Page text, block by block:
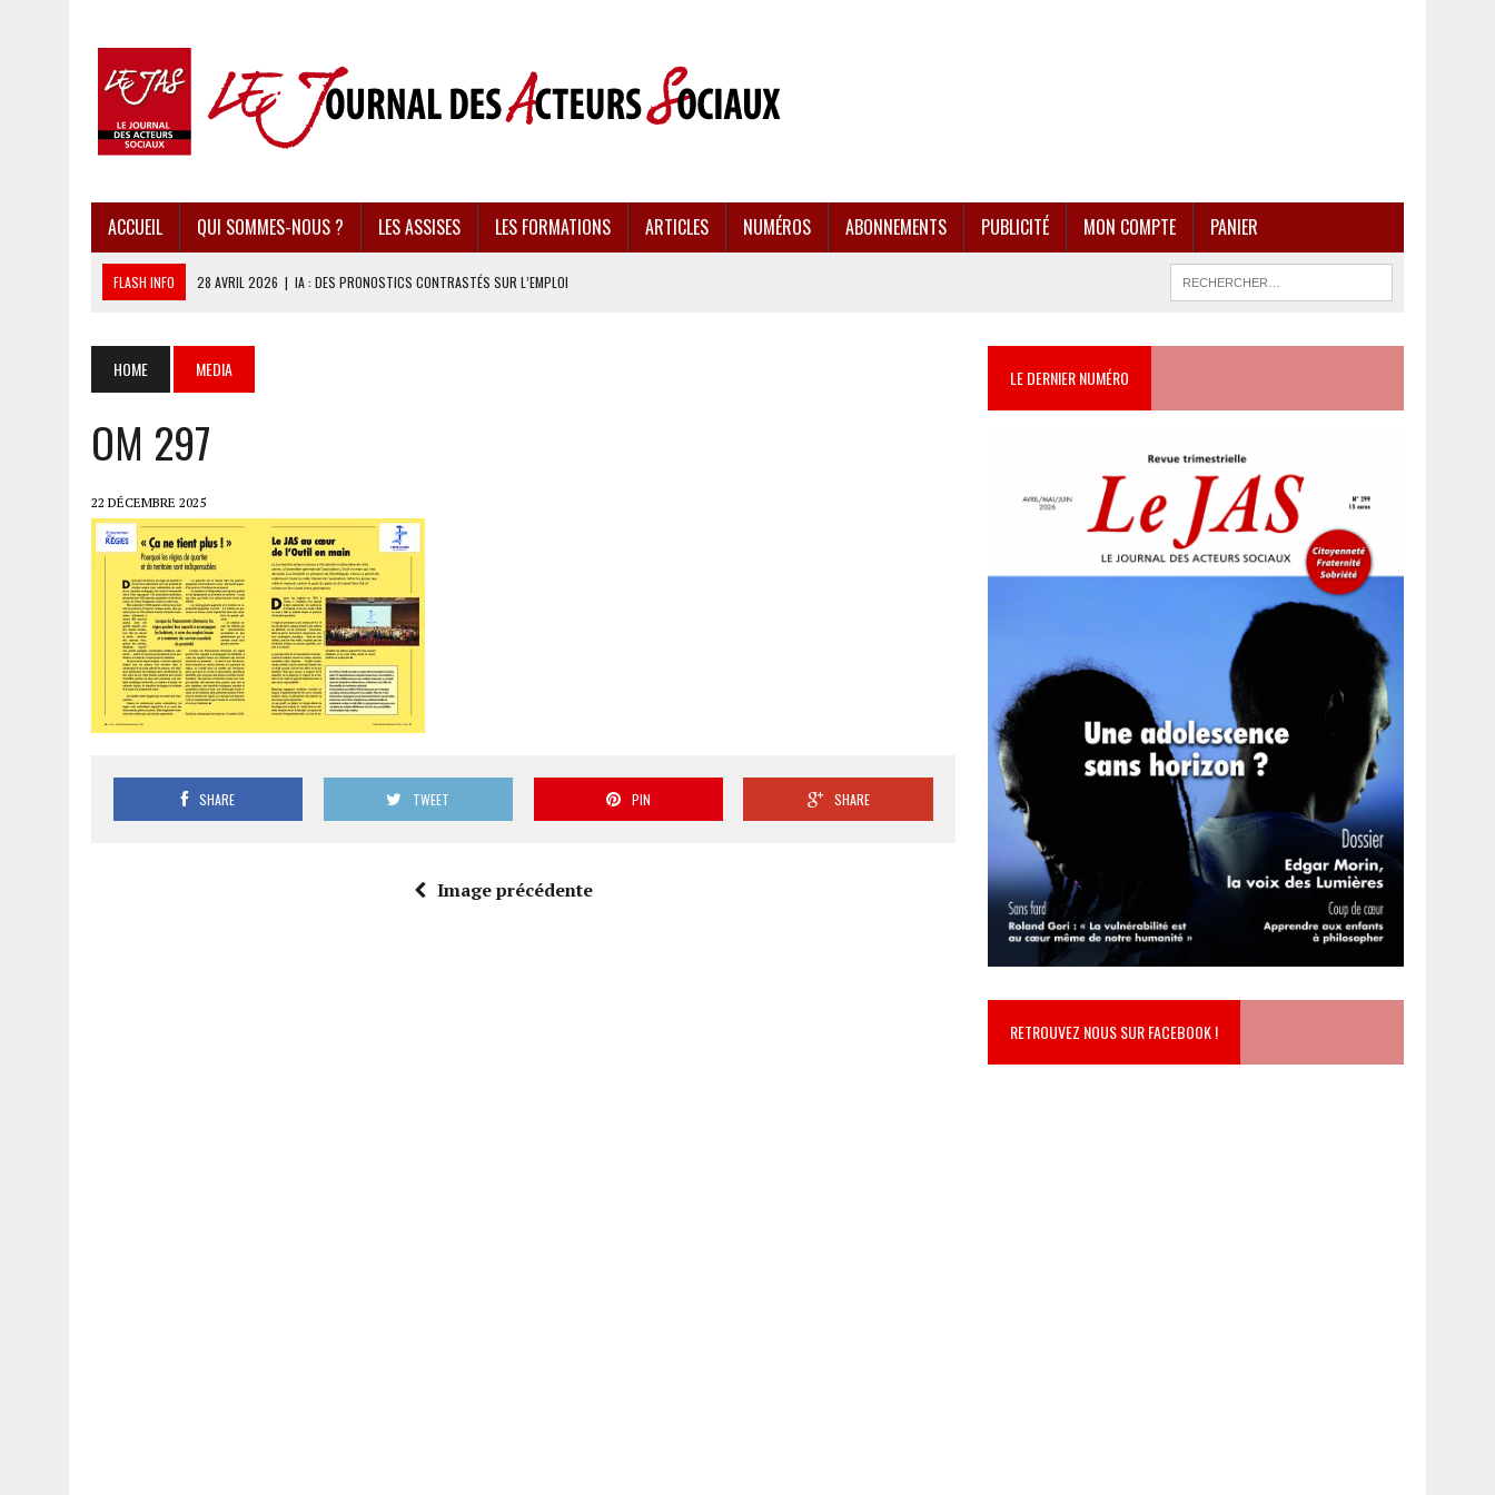
ACCUEIL QUI SOMMES-NOUS ? LES ASSISES LES FORMATIONS ARTICLES NUMÉROS ABONNEMENTS PUBLICITÉ MON COMPTE PANIER
FLASH INFO 28 AVRIL 2026 | IA : DES PRONOSTICS CONTRASTÉS SUR L’EMPLOI
28 AVRIL 2026 | PRESSE D’INFORMATION : UNE ÉCONOMIE DANGEREUSEMENT FRAGILISÉE
28 AVRIL 2026 |
HOME MEDIA
OM 297
22 DÉCEMBRE 2025
SHARE TWEET PIN SHARE
Image précédente
LE DERNIER NUMÉRO
RETROUVEZ NOUS SUR FACEBOOK !